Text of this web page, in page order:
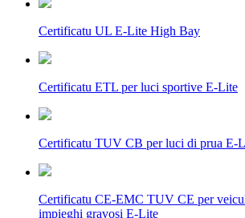
Certificatu UL E-Lite High Bay
Certificatu ETL per luci sportive E-Lite
Certificatu TUV CB per luci di prua E-
Certificatu CE-EMC TUV CE per
impieghi gravosi E-Lite